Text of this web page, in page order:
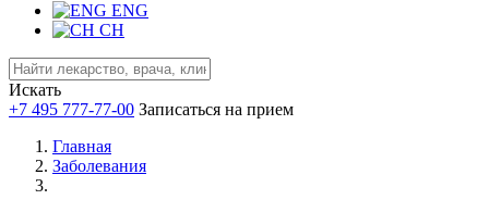
ENG
CH
Искать
+7 495 777-77-00 Записаться на прием
Главная
Заболевания